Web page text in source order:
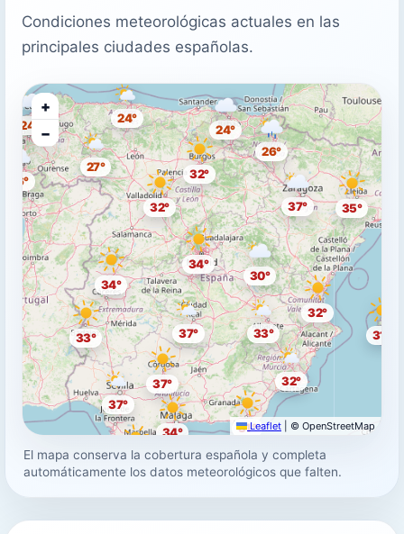
Condiciones meteorológicas actuales en las
principales ciudades españolas.
34°
32°
37°
37°
34°
32°
24°
37°
32°
26°
24°
24°
26°
31°
32°
33°
33°
35°
33°
37°
27°
31°
30°
34°
+
−
Leaflet © OpenStreetMap
El mapa conserva la cobertura española y completa
automáticamente los datos meteorológicos que falten.